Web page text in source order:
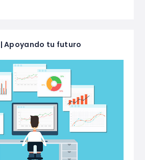
Apoyando tu futuro